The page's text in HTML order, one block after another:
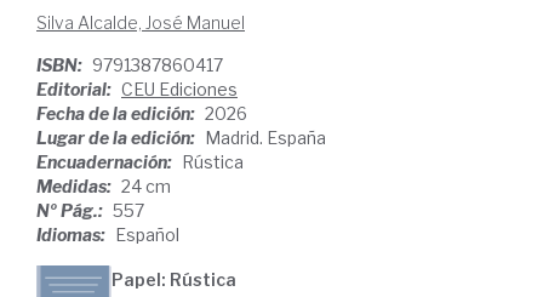
Silva Alcalde, José Manuel
ISBN: 9791387860417
Editorial: CEU Ediciones
Fecha de la edición: 2026
Lugar de la edición: Madrid. España
Encuadernación: Rústica
Medidas: 24 cm
Nº Pág.: 557
Idiomas: Español
Papel: Rústica